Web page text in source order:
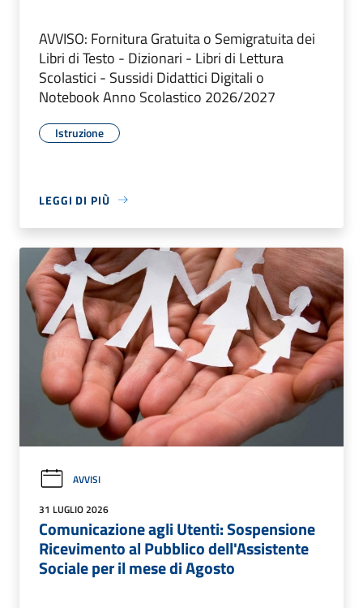
AVVISO: Fornitura Gratuita o Semigratuita dei
Libri di Testo - Dizionari - Libri di Lettura
Scolastici - Sussidi Didattici Digitali o
Notebook Anno Scolastico 2026/2027
Istruzione
LEGGI DI PIÙ
AVVISI
31 LUGLIO 2026
Comunicazione agli Utenti: Sospensione
Ricevimento al Pubblico dell'Assistente
Sociale per il mese di Agosto